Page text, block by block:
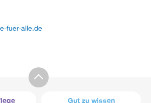
fuer-alle.de
Gut zu wissen